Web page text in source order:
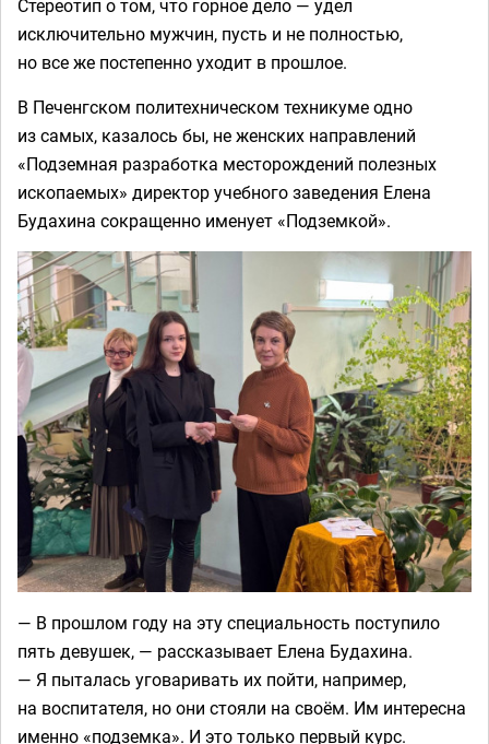
Стереотип о том, что горное дело — удел
исключительно мужчин, пусть и не полностью,
но все же постепенно уходит в прошлое.
В Печенгском политехническом техникуме одно
из самых, казалось бы, не женских направлений
«Подземная разработка месторождений полезных
ископаемых» директор учебного заведения Елена
Будахина сокращенно именует «Подземкой».
— В прошлом году на эту специальность поступило
пять девушек, — рассказывает Елена Будахина.
— Я пыталась уговаривать их пойти, например,
на воспитателя, но они стояли на своём. Им интересна
именно «подземка». И это только первый курс.